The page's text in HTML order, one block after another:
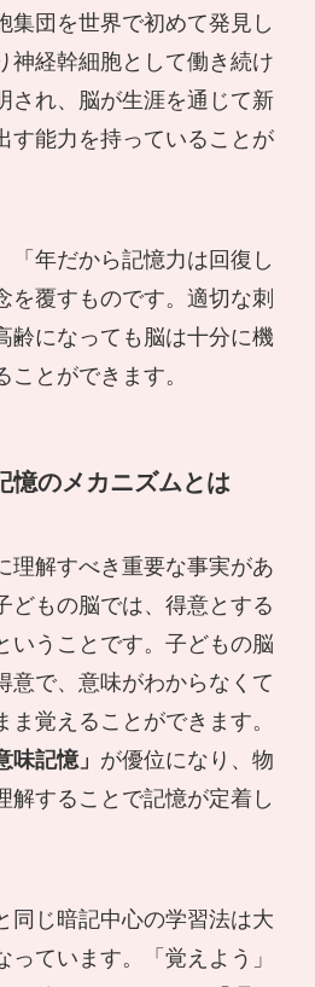
集団を世界で初めて発見し
神経幹細胞として働き続け
され、脳が生涯を通じて新
す能力を持っていることが
「年だから記憶力は回復し
を覆すものです。適切な刺
齢になっても脳は十分に機
とができます。
憶のメカニズムとは
理解すべき重要な事実があ
どもの脳では、得意とする
いうことです。子どもの脳
意で、意味がわからなくて
ま覚えることができます。
味記憶」 が優位になり、物
解することで記憶が定着し
同じ暗記中心の学習法は大
っています。「覚えよう」